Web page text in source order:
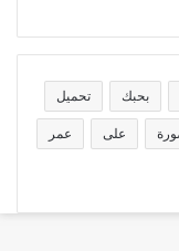
بحبك تحميل
على عمر